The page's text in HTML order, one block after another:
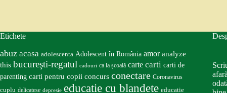
Etichete
abuz acasa adolescenta Adolescent în România amor analyze
this bucureşti-regatul cadouri ca la școală carte carti carti de
parenting carti pentru copii concurs conectare Coronavirus
cuplu delicatese depresie educatie cu blandete educatie